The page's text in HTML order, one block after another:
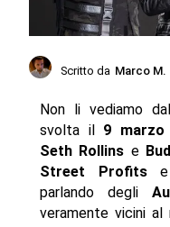
Scritto da Marco M.
Non li vediamo
svolta il 9 marzo
Seth Rollins e
Street Profits
parlando degli
veramente vicini al